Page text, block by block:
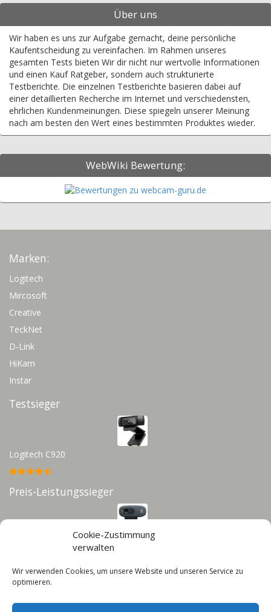
Cookie-Zustimmung
verwalten
Wir verwenden Cookies, um unsere Website und unseren Service zu
optimieren.
Über uns
Wir haben es uns zur Aufgabe gemacht, deine persönliche
Kaufentscheidung zu vereinfachen. Im Rahmen unseres
gesamten Tests bieten Wir dir nicht nur wertvolle Informationen
und einen Kauf Ratgeber, sondern auch strukturierte
Testberichte. Die einzelnen Testberichte basieren dabei auf
einer detaillierten Recherche im Internet und verschiedensten,
ehrlichen Kundenmeinungen. Diese spiegeln unserer Meinung
nach am besten den Wert eines bestimmten Produktes wieder.
WebWiki Bewertung:
Marken:
Logitech
Mircosoft
Creative
TeckNet
D-Link
HiKam
Instar
Testsieger
Logitech C920
Preis-Leistungssieger
Infos